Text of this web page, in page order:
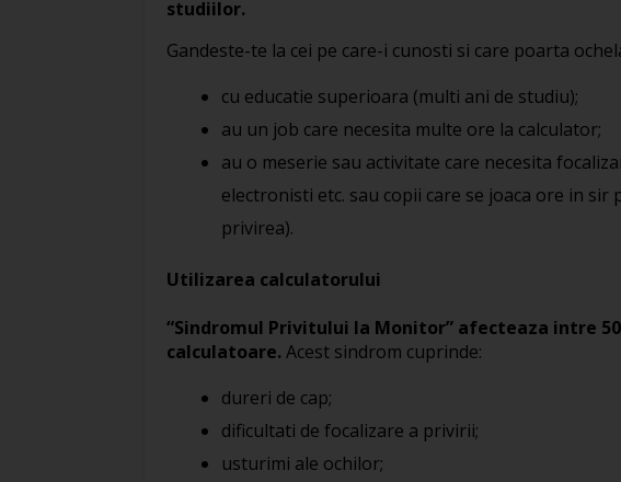
studiilor.
Gandeste-te la cei pe care-i cunosti si care poarta
cu educatie superioara (multi ani de studiu);
au un job care necesita multe ore la calculator;
au o meserie sau activitate care necesita
electronisti etc. sau copii care se joaca ore in sir
privirea).
Utilizarea calculatorului
“Sindromul Privitului la Monitor” afecteaza intre
calculatoare. Acest sindrom cuprinde:
dureri de cap;
dificultati de focalizare a privirii;
usturimi ale ochilor;